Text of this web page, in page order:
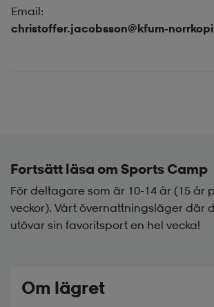
Email:
christoffer.jacobsson@kfum-
Fortsätt läsa om Sports Camp
För deltagare som är 10-14 år (15 år
veckor). Vårt övernattningsläger där
utövar sin favoritsport en hel vecka!
Om lägret